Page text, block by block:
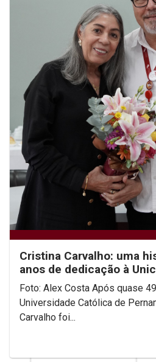
Cristina Carvalho: uma
anos de dedicação à
Foto: Alex Costa Após quase
Universidade Católica de
Carvalho foi...